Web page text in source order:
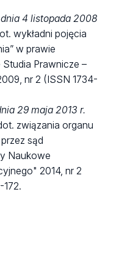
4 listopada 2008
wykładni pojęcia
w prawie
Prawnicze –
nr 2 (ISSN 1734-
29 maja 2013 r.
związania organu
sąd
Naukowe
2014, nr 2